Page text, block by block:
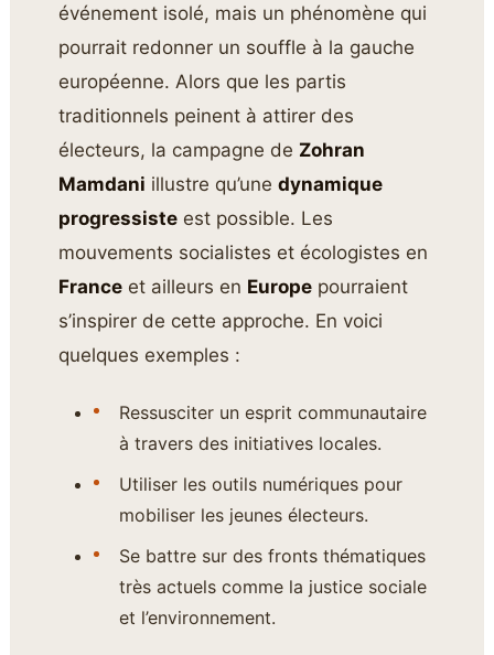
événement isolé, mais un phénomène qui
pourrait redonner un souffle à la gauche
européenne. Alors que les partis
traditionnels peinent à attirer des
électeurs, la campagne de Zohran
Mamdani illustre qu’unedynamique
progressiste est possible. Les
mouvements socialistes et écologistes en
France et ailleurs en Europe pourraient
s’inspirer de cette approche. En voici
quelques exemples :
Ressusciter un esprit communautaire
à travers des initiatives locales.
Utiliser les outils numériques pour
mobiliser les jeunes électeurs.
Se battre sur des fronts thématiques
très actuels comme la justice sociale
et l’environnement.